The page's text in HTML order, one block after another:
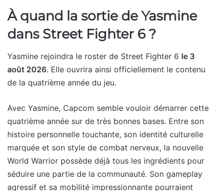
À quand la sortie de Yasmine
dans Street Fighter 6 ?
Yasmine rejoindra le roster de Street Fighter 6 le 3
août 2026. Elle ouvrira ainsi officiellement le contenu
de la quatrième année du jeu.
Avec Yasmine, Capcom semble vouloir démarrer cette
quatrième année sur de très bonnes bases. Entre son
histoire personnelle touchante, son identité culturelle
marquée et son style de combat nerveux, la nouvelle
World Warrior possède déjà tous les ingrédients pour
séduire une partie de la communauté. Son gameplay
agressif et sa mobilité impressionnante pourraient